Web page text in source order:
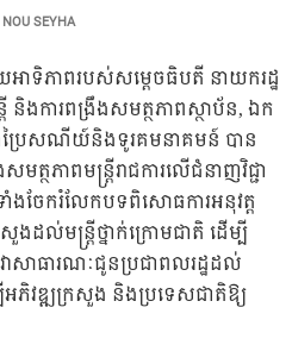
NOU SEYHA
ទិភាពរបស់សម្តេចធិបតី នាយករដ្ឋ
រី និងការពង្រឹងសមត្ថភាពស្ថាប័ន, ឯក
សួងប្រៃសណីយ៍និងទូរគមនាគមន៍ បាន
ត្ថភាពមន្ត្រីរាជការលើជំនាញវិជ្ជា
ងចែករំលែកបទពិសោធការអនុវត្ត
សួងដល់មន្ត្រីថ្នាក់ក្រោមជាតិ ដើម្បី
ាសាធារណៈជូនប្រជាពលរដ្ឋដល់
ភិវឌ្ឍក្រសួង និងប្រទេសជាតិឱ្យ